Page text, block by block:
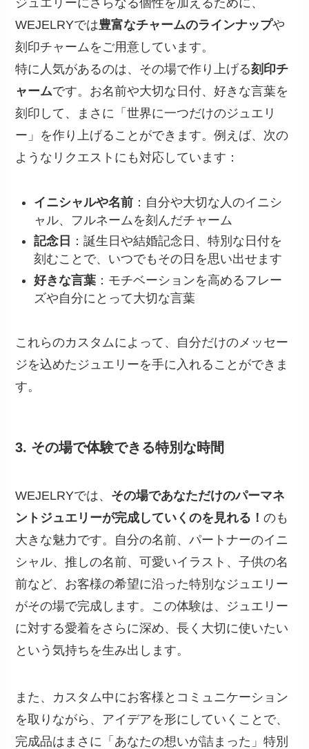
WEJELRYでは豊富なチャームのラインナップや
刻印チャームをご用意しています。
特に人気があるのは、その場で作り上げる刻印チ
ャームです。お名前や大切な日付、好きな言葉を
刻印して、まさに「世界に一つだけのジュエリ
ー」を作り上げることができます。例えば、次の
ようなリクエストにも対応しています：
イニシャルや名前 ：自分や大切な人のイニシ
ャル、フルネームを刻んだチャーム
記念日 ：誕生日や結婚記念日、特別な日付を
刻むことで、いつでもその日を思い出せます
好きな言葉 ：モチベーションを高めるフレー
ズや自分にとって大切な言葉
これらのカスタムによって、自分だけのメッセー
ジを込めたジュエリーを手に入れることができま
す。
3. その場で体験できる特別な時間
WEJELRYでは、 その場であなただけのパーマネ
ントジュエリーが完成していくのを見れる！のも
大きな魅力です。自分の名前、パートナーのイニ
シャル、推しの名前、可愛いイラスト、子供の名
前など、お客様の希望に沿った特別なジュエリー
がその場で完成します。この体験は、ジュエリー
に対する愛着をさらに深め、長く大切に使いたい
という気持ちを生み出します。
また、カスタム中にお客様とコミュニケーション
を取りながら、アイデアを形にしていくことで、
完成品はまさに「あなたの想いが詰まった」特別